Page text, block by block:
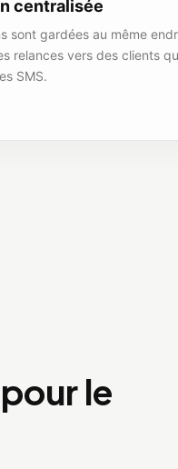
centralisée
sont gardées au même
relances vers des clients
SMS.
le